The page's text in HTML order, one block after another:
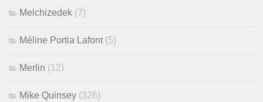
Melchizedek (7)
Méline Portia Lafont (5)
Merlin (12)
Mike Quinsey (326)